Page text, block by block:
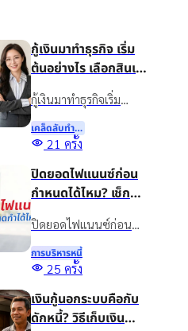
กู้เงินมาทำธุรกิจ เริ่ม
ต้นอย่างไร เลือกสินเชื่อ
แบบไหนให้เหมาะกับ
ธุรกิจ
กู้เงินมาทำธุรกิจเริ่ม
อย่างไรดี? แนะนำวิธี
วางแผนเงินทุน เลือกสิน
พร้อมรู้จักสินเชื่อเงินติด
ล้อเพื่อเพิ่มสภาพคล่อง
อย่างเหมาะสม
เคล็ดลับทําธุรกิจ
21 ครั้ง
ปิดยอดไฟแนนซ์ก่อน
กำหนดได้ไหม? เช็ก
เงื่อนไขก่อนปิดบัญชี
ปิดยอดไฟแนนซ์ก่อน
กำหนดทำได้ไหม? รวม
ข้อดี ข้อควรเช็ก และทาง
กับเงินติดล้อ ให้เหมาะกับ
สถานการณ์ปัจจุบัน
การบริหารหนี้
25 ครั้ง
เงินกู้นอกระบบคือกับ
ดักหนี้? วิธีเก็บเงิน